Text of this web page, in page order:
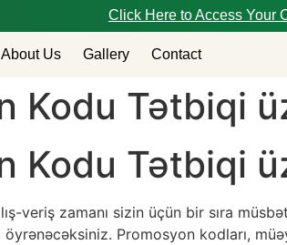
Click Here to Access Your
About Us Gallery Contact
Kodu Tətbiqi
Kodu Tətbiqi
veriş zamanı sizin üçün bir sıra
Promosyon kodları,